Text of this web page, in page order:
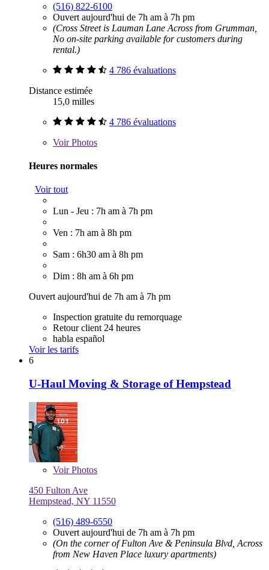
(516) 822-6100
Ouvert aujourd'hui de 7h am à 7h pm
(Cross Street is Lauman Lane Across from Grumman,
No on-site parking available for customers during
rental.)
4 786 évaluations
Distance estimée
15,0 milles
4 786 évaluations
VoirPhotos
Heures normales
Voir tout
Lun - Jeu : 7h am à 7h pm
Ven : 7h am à 8h pm
Sam : 6h30 am à 8h pm
Dim : 8h am à 6h pm
Ouvert aujourd'hui de 7h am à 7h pm
Inspection gratuite du remorquage
Retour client 24 heures
habla español
Voir les tarifs
6
U-Haul Moving & Storage of Hempstead
VoirPhotos
450 Fulton Ave
Hempstead, NY 11550
(516) 489-6550
Ouvert aujourd'hui de 7h am à 7h pm
(On the corner of Fulton Ave & Peninsula Blvd, Across
from New Haven Place luxury apartments)